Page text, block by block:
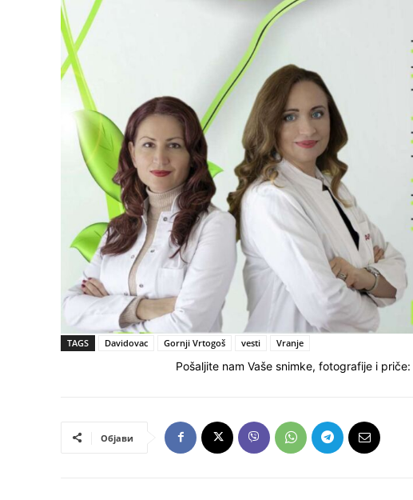
TAGS Davidovac Gornji Vrtogoš vesti Vranje
Pošaljite nam Vaše snimke, fotografije i priče:
Објави